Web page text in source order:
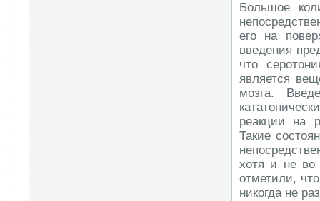
Большое
его на
введения
что
является
мозга.
реакции на
Такие
хотя и не во
отметили,
никогда не